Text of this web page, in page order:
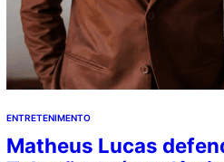
ENTRETENIMENTO
Matheus Lucas